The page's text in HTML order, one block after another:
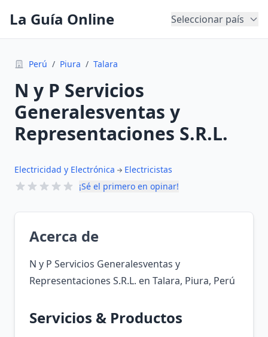
La Guía Online Seleccionar país
Perú / Piura / Talara
N y P Servicios
Generalesventas y
Representaciones S.R.L.
Electricidad y Electrónica
Electricistas
¡Sé el primero en opinar!
Acerca de
N y P Servicios Generalesventas y
Representaciones S.R.L. en Talara, Piura, Perú
Servicios & Productos